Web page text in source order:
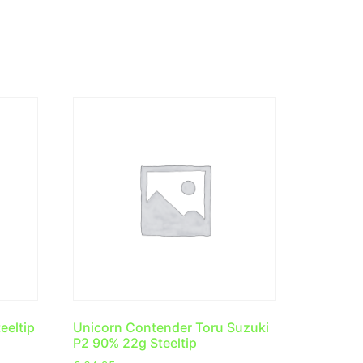
Unicorn Contender Toru Suzuki
P2 90% 22g Steeltip